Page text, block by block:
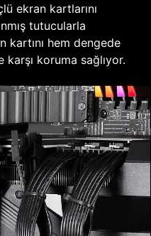
ekran kartlarını
tutucularla
kartını hem dengede
karşı koruma sağlıyor.